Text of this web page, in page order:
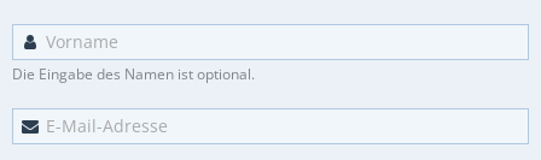
Die Eingabe des Namen ist optional.